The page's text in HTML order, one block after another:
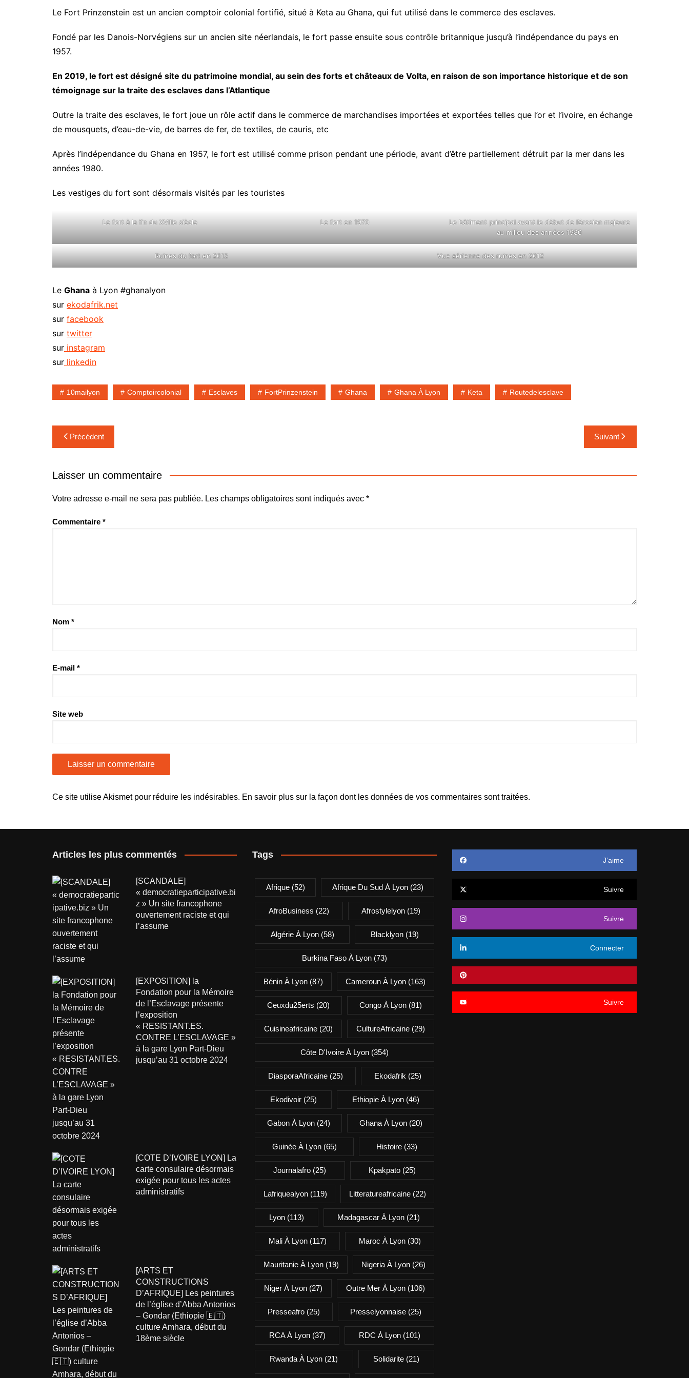
Nos Vidéos
WakaTV
Point de vue
Santé
Le Fort Prinzenstein est un ancien comptoir colonial fortifié, situé à Keta au Ghana, qui fut utilisé dans le commerce des esclaves.
Fondé par les Danois-Norvégiens sur un ancien site néerlandais, le fort passe ensuite sous contrôle britannique jusqu’à l’indépendance du pays en
1957.
En 2019, le fort est désigné site du patrimoine mondial, au sein des forts et châteaux de Volta, en raison de son importance historique et de son
témoignage sur la traite des esclaves dans l’Atlantique
Outre la traite des esclaves, le fort joue un rôle actif dans le commerce de marchandises importées et exportées telles que l’or et l’ivoire, en échange
de mousquets, d’eau-de-vie, de barres de fer, de textiles, de cauris, etc
Après l’indépendance du Ghana en 1957, le fort est utilisé comme prison pendant une période, avant d’être partiellement détruit par la mer dans les
années 1980.
Les vestiges du fort sont désormais visités par les touristes
Le fort à la fin du XVIIIe siècle Le fort en 1970
Le bâtiment principal avant le début de l’érosion majeure
au milieu des années 1980
Ruines du fort en 2012 Vue aérienne des ruines en 2012
Le Ghana à Lyon #ghanalyon
sur ekodafrik.net
sur facebook
sur twitter
sur instagram
sur linkedin
10mailyon Comptoircolonial Esclaves FortPrinzenstein Ghana Ghana À Lyon Keta Routedelesclave
Navigation
de
l’article
Précédent Suivant
Laisser un commentaire
Votre adresse e-mail ne sera pas publiée. Les champs obligatoires sont indiqués avec *
Commentaire *
Nom *
E-mail *
Site web
Ce site utilise Akismet pour réduire les indésirables. En savoir plus sur la façon dont les données de vos commentaires sont traitées.
Articles les plus commentés
[SCANDALE]
« democratieparticipative.bi
z » Un site francophone
ouvertement raciste et qui
l’assume
[EXPOSITION] la
Fondation pour la Mémoire
de l’Esclavage présente
l’exposition
« RESISTANT.ES.
CONTRE L’ESCLAVAGE »
à la gare Lyon Part-Dieu
jusqu’au 31 octobre 2024
[COTE D’IVOIRE LYON] La
carte consulaire désormais
exigée pour tous les actes
administratifs
[ARTS ET
CONSTRUCTIONS
D’AFRIQUE] Les peintures
de l’église d’Abba Antonios
– Gondar (Ethiopie 🇪🇹)
culture Amhara, début du
18ème siècle
Tags
Afrique(52) Afrique Du Sud À Lyon(23)
AfroBusiness (22) Afrostylelyon (19)
Algérie À Lyon(58) Blacklyon(19)
Burkina Faso À Lyon (73)
Bénin À Lyon (87) Cameroun À Lyon (163)
Ceuxdu25erts (20) Congo À Lyon (81)
Cuisineafricaine (20) CultureAfricaine (29)
Côte D'Ivoire À Lyon (354)
DiasporaAfricaine(25) Ekodafrik (25)
Ekodivoir(25) Ethiopie À Lyon(46)
Gabon À Lyon(24) Ghana À Lyon(20)
Guinée À Lyon(65) Histoire(33)
Journalafro (25) Kpakpato(25)
Lafriquealyon(119) Litteratureafricaine(22)
Lyon(113) Madagascar À Lyon (21)
Mali À Lyon(117) Maroc À Lyon(30)
Mauritanie À Lyon (19) Nigeria À Lyon (26)
Niger À Lyon (27) Outre Mer À Lyon (106)
Presseafro(25) Presselyonnaise (25)
RCA À Lyon(37) RDC À Lyon(101)
Rwanda À Lyon (21) Solidarite(21)
J’aime
Suivre
Suivre
Connecter
Suivre